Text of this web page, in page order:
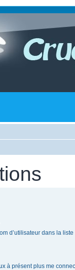
d’utilisateur dans la liste
à présent plus me